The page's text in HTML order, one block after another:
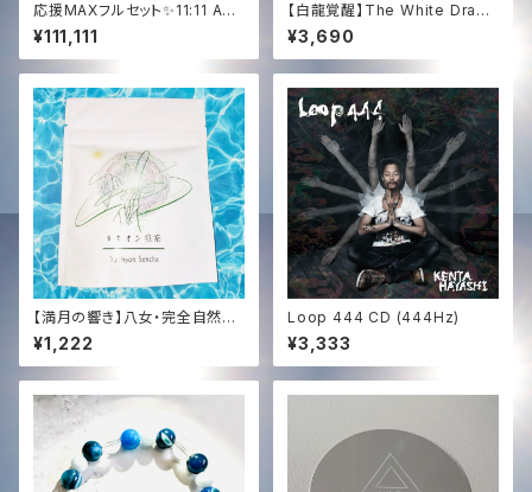
応援MAXフルセット✨11:11 AN
AMUA祭典ドキュメンタリー映
像+白龍スペシャルライブ+AN
で生まれる新曲CD✨at ペルー
Dragon Live & New Song a
t 11:11 AN AMUA✨& Docum
entary Film + Special Vide
o Message for you✨
¥111,111
【白龍覚醒】The White Drago
n (HD高音質WAV) スペシャル・
エナジーVer. with Dragon S
ound｜地球変容の純真愛周波
¥3,690
【満月の響き】八女・完全自然栽
培 煎茶 (徳柴茶園)｜Tachyon
Sound Infused by KENTA
HAYASHI
¥1,222
Loop 444 CD (444Hz)
¥3,333